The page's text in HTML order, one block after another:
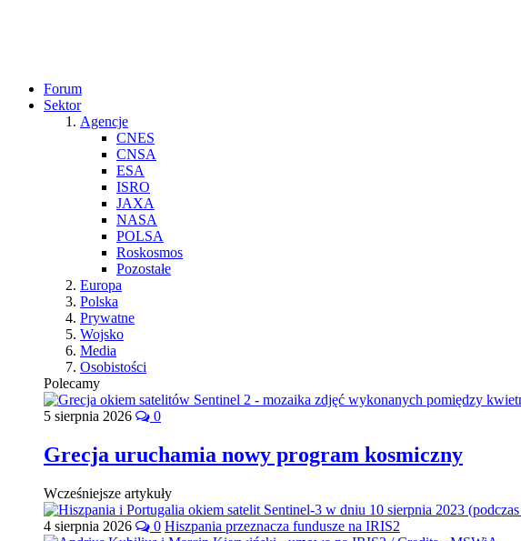
Forum
Sektor
Agencje
CNES
CNSA
ESA
ISRO
JAXA
NASA
POLSA
Roskosmos
Pozostałe
Europa
Polska
Prywatne
Wojsko
Media
Osobistości
Polecamy
5 sierpnia 2026 0
Grecja uruchamia nowy program kosmiczny
Wcześniejsze artykuły
4 sierpnia 2026 0 Hiszpania przeznacza fundusze na IRIS2